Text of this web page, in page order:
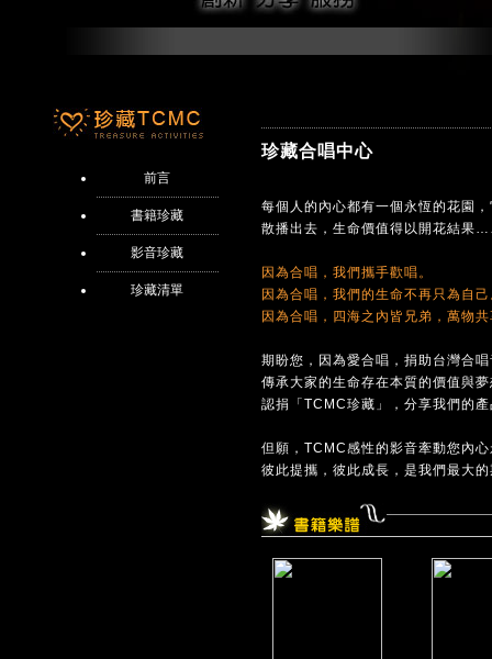
前言
書籍珍藏
影音珍藏
珍藏清單
珍藏合唱中心
每個人的內心都有一個永恆的花園
散播出去，生命價值得以開花結果
因為合唱，我們攜手歡唱。
因為合唱，我們的生命不再只為自
因為合唱，四海之內皆兄弟，萬物
期盼您，因為愛合唱，捐助台灣合
傳承大家的生命存在本質的價值與
認捐「TCMC珍藏」，分享我們的
但願，TCMC感性的影音牽動您內
彼此提攜，彼此成長，是我們最